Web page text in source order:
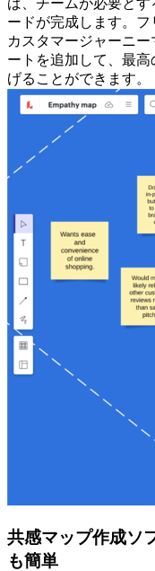
ば、チームが必要と
ードが完成します。
カスタマージャーニ
ートを追加して、最
げることができます。
共感マップ作成ソ
も簡単